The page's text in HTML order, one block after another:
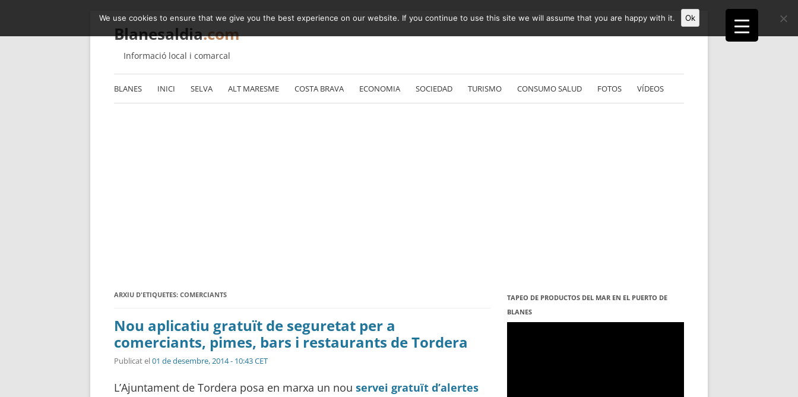
Blanesaldia.com
Informació local i comarcal
Vés
al
contingut
BLANES INICI SELVA ALT MARESME COSTA BRAVA ECONOMIA SOCIEDAD TURISMO CONSUMO SALUD FOTOS VÍDEOS
ARXIU D'ETIQUETES: COMERCIANTS
Nou aplicatiu gratuït de seguretat per a
comerciants, pimes, bars i restaurants de Tordera
Publicat el01 de desembre, 2014 - 10:43 CET
L’Ajuntament de Tordera posa en marxa un nou servei gratuït d’alertes
TAPEO DE PRODUCTOS DEL MAR EN EL PUERTO DE
BLANES
Reproductor
We use cookies to ensure that we give you the best experience on our website. If you continue to use this site we will assume that you are happy with it. Ok